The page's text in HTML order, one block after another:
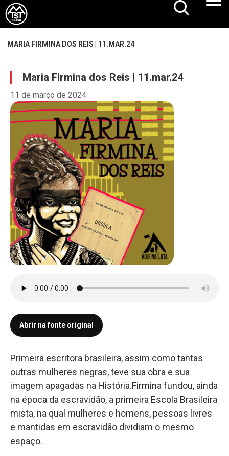
MARIA FIRMINA DOS REIS | 11.MAR.24
Maria Firmina dos Reis | 11.mar.24
11 de março de 2024
Abrir na fonte original
Primeira escritora brasileira, assim como tantas
outras mulheres negras, teve sua obra e sua
imagem apagadas na História.Firmina fundou, ainda
na época da escravidão, a primeira Escola Brasileira
mista, na qual mulheres e homens, pessoas livres
e mantidas em escravidão dividiam o mesmo
espaço.